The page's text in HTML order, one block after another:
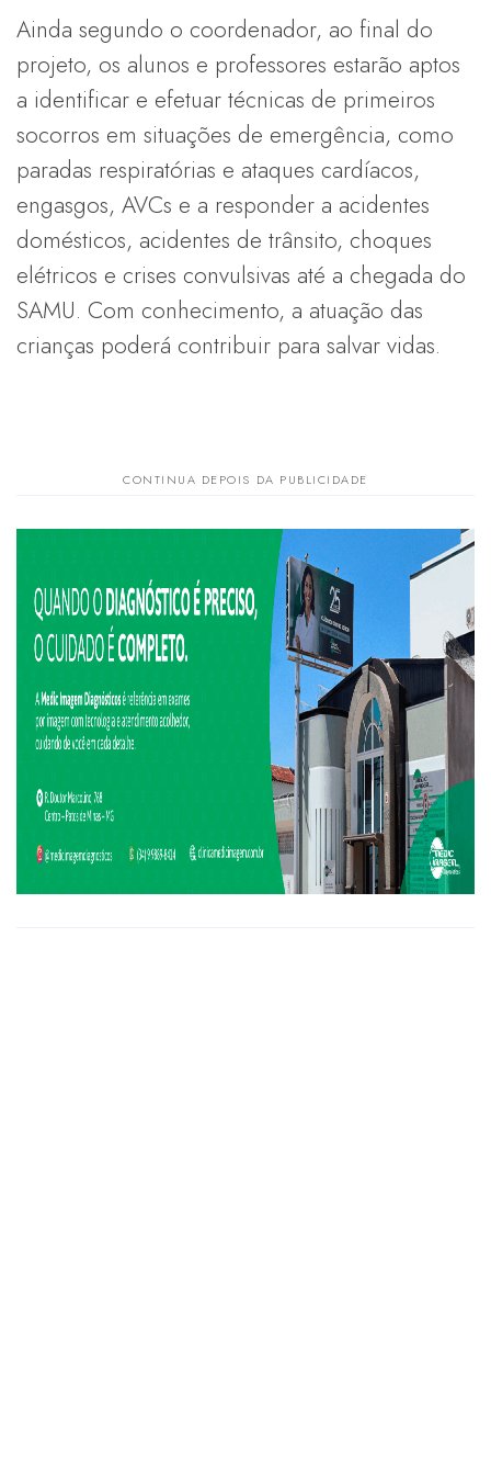
Ainda segundo o coordenador, ao final do
projeto, os alunos e professores estarão aptos
a identificar e efetuar técnicas de primeiros
socorros em situações de emergência, como
paradas respiratórias e ataques cardíacos,
engasgos, AVCs e a responder a acidentes
domésticos, acidentes de trânsito, choques
elétricos e crises convulsivas até a chegada do
SAMU. Com conhecimento, a atuação das
crianças poderá contribuir para salvar vidas.